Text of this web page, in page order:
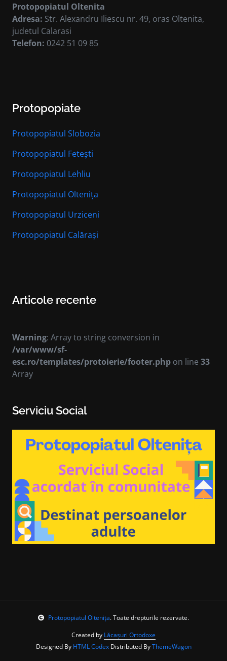
Protopopiatul Oltenita
Adresa: Str. Alexandru Iliescu nr. 49, oras Oltenita,
judetul Calarasi
Telefon: 0242 51 09 85
Protopopiate
Protopopiatul Slobozia
Protopopiatul Fetești
Protopopiatul Lehliu
Protopopiatul Oltenița
Protopopiatul Urziceni
Protopopiatul Calărași
Articole recente
Warning: Array to string conversion in
/var/www/sf-
esc.ro/templates/protoierie/footer.php on line 33
Array
Serviciu Social
Protopopiatul Oltenița. Toate drepturile rezervate.
Created by Lăcașuri Ortodoxe
Designed By HTML CodexDistributed ByThemeWagon